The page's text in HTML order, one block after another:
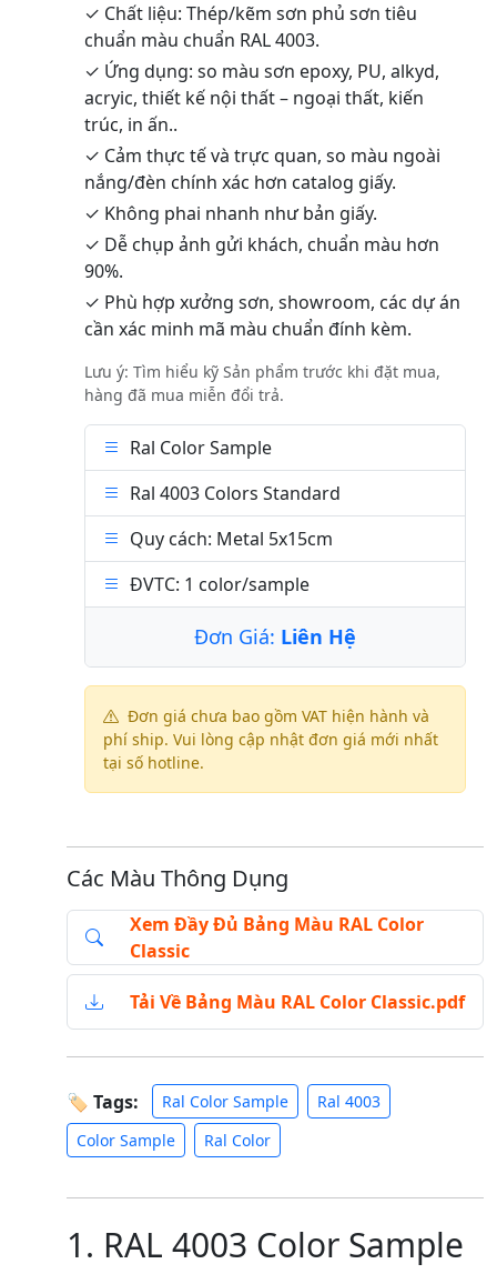
✓ Chất liệu: Thép/kẽm sơn phủ sơn tiêu
chuẩn màu chuẩn RAL 4003.
✓ Ứng dụng: so màu sơn epoxy, PU, alkyd,
acryic, thiết kế nội thất – ngoại thất, kiến
trúc, in ấn..
✓ Cảm thực tế và trực quan, so màu ngoài
nắng/đèn chính xác hơn catalog giấy.
✓ Không phai nhanh như bản giấy.
✓ Dễ chụp ảnh gửi khách, chuẩn màu hơn
90%.
✓ Phù hợp xưởng sơn, showroom, các dự án
cần xác minh mã màu chuẩn đính kèm.
Lưu ý: Tìm hiểu kỹ Sản phẩm trước khi đặt mua,
hàng đã mua miễn đổi trả.
Ral Color Sample
Ral 4003 Colors Standard
Quy cách: Metal 5x15cm
ĐVTC: 1 color/sample
Đơn Giá: Liên Hệ
Đơn giá chưa bao gồm VAT hiện hành và
phí ship. Vui lòng cập nhật đơn giá mới nhất
tại số hotline.
Các Màu Thông Dụng
Xem Đầy Đủ Bảng Màu RAL Color
Classic
Tải Về Bảng Màu RAL Color Classic.pdf
🏷 Tags: Ral Color Sample
Ral 4003
Color Sample
Ral Color
1. RAL 4003 Color Sample